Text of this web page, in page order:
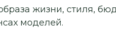
жизни, стиля,
моделей.